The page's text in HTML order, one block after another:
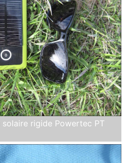
rigide Powertec PT